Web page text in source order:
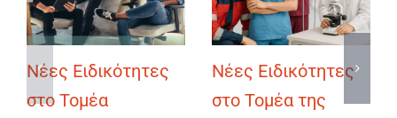
Νέες Ειδικότητες
στο Τομέα
Νέες Ειδικότητες
στο Τομέα της